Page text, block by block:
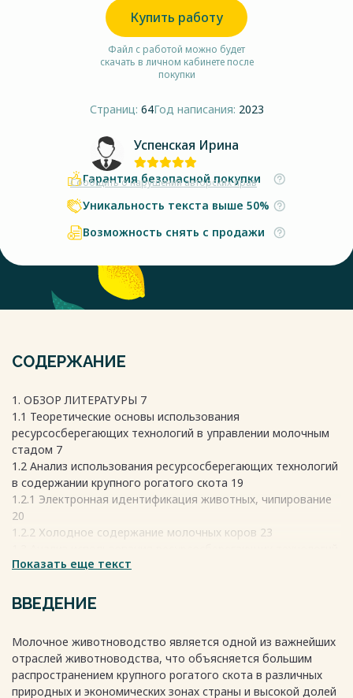
Купить работу
Файл с работой можно будет
скачать в личном кабинете после
покупки
Страниц: 64Год написания: 2023
Успенская Ирина
Сообщить о нарушении авторских прав
Гарантия безопасной покупки
Уникальность текста выше 50%
Возможность снять с продажи
СОДЕРЖАНИЕ
1. ОБЗОР ЛИТЕРАТУРЫ 7
1.1 Теоретические основы использования
ресурсосберегающих технологий в управлении молочным
стадом 7
1.2 Анализ использования ресурсосберегающих технологий
в содержании крупного рогатого скота 19
1.2.1 Электронная идентификация животных, чипирование
20
1.2.2 Холодное содержание молочных коров 23
в кормлении молочного скота 28
31
1.5 Информационные технологии в молочном
1.5.1 Компьютерная программа «СЕЛЭКС. Молочный скот»
37
2. МАТЕРИАЛЫ И МЕТОДЫ ИССЛЕДОВАНИЯ 41
Показать еще текст
ВВЕДЕНИЕ
Молочное животноводство является одной из важнейших
отраслей животноводства, что объясняется большим
распространением крупного рогатого скота в различных
природных и экономических зонах страны и высокой долей